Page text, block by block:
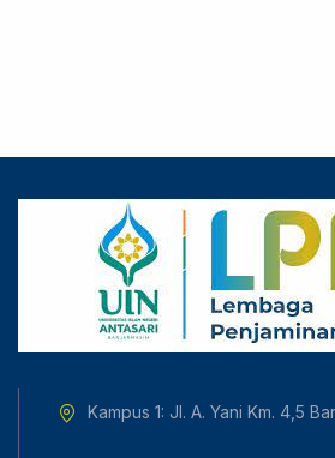
Kampus 1: Jl. A. Yani Km. 4,5